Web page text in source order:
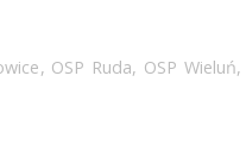
, OSP Ruda, OSP Wieluń,